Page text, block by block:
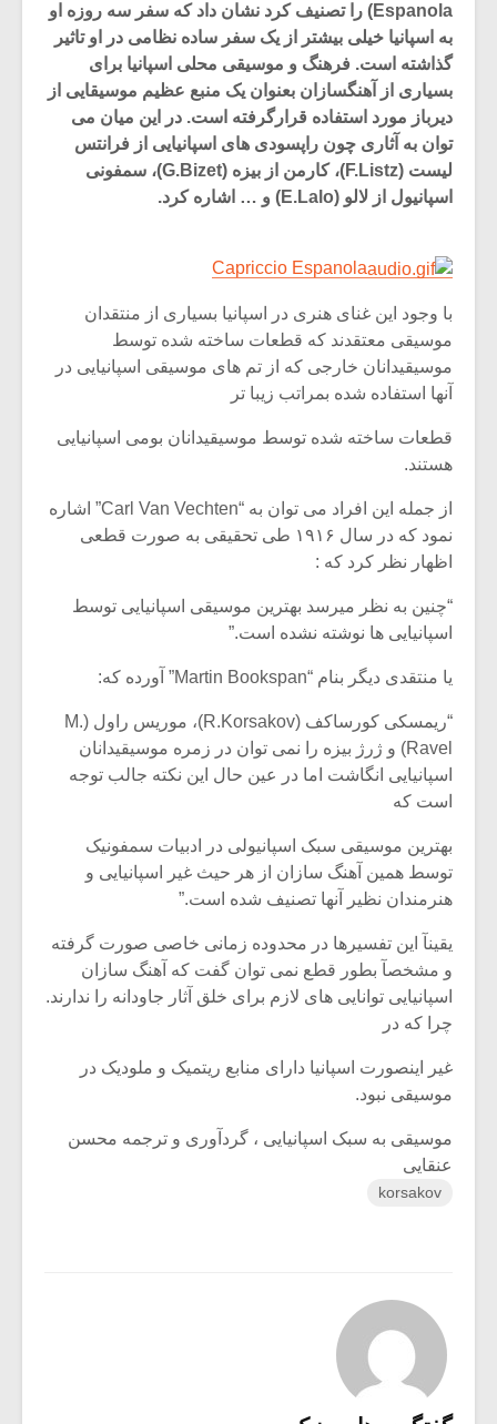
Espanola) را تصنیف کرد نشان داد که سفر سه روزه او
به اسپانیا خیلی بیشتر از یک سفر ساده نظامی در او تاثیر
گذاشته است. فرهنگ و موسیقی محلی اسپانیا برای
بسیاری از آهنگسازان بعنوان یک منبع عظیم موسیقایی از
دیرباز مورد استفاده قرارگرفته است. در این میان می
توان به آثاری چون راپسودی های اسپانیایی از فرانتس
لیست (F.Listz)، کارمن از بیزه (G.Bizet)، سمفونی
اسپانیول از لالو (E.Lalo) و … اشاره کرد.
Capriccio Espanola
با وجود این غنای هنری در اسپانیا بسیاری از منتقدان
موسیقی معتقدند که قطعات ساخته شده توسط
موسیقیدانان خارجی که از تم های موسیقی اسپانیایی در
آنها استفاده شده بمراتب زیبا تر
قطعات ساخته شده توسط موسیقیدانان بومی اسپانیایی
هستند.
از جمله این افراد می توان به “Carl Van Vechten” اشاره
نمود که در سال ۱۹۱۶ طی تحقیقی به صورت قطعی
اظهار نظر کرد که :
“چنین به نظر میرسد بهترین موسیقی اسپانیایی توسط
اسپانیایی ها نوشته نشده است.”
یا منتقدی دیگر بنام “Martin Bookspan” آورده که:
“ریمسکی کورساکف (R.Korsakov)، موریس راول (M.
Ravel) و ژرژ بیزه را نمی توان در زمره موسیقیدانان
اسپانیایی انگاشت اما در عین حال این نکته جالب توجه
است که
بهترین موسیقی سبک اسپانیولی در ادبیات سمفونیک
توسط همین آهنگ سازان از هر حیث غیر اسپانیایی و
هنرمندان نظیر آنها تصنیف شده است.”
یقینآ این تفسیرها در محدوده زمانی خاصی صورت گرفته
و مشخصآ بطور قطع نمی توان گفت که آهنگ سازان
اسپانیایی توانایی های لازم برای خلق آثار جاودانه را ندارند.
چرا که در
غیر اینصورت اسپانیا دارای منابع ریتمیک و ملودیک در
موسیقی نبود.
موسیقی به سبک اسپانیایی ، گردآوری و ترجمه محسن
عنقایی
korsakov
میکلوش روژا
یادداشتی بر موسیقی
شیش و نیم»
اگر نمی توانی
مشهورترین باشی،
بدنام ترین باش
سکانسی
موسیقی